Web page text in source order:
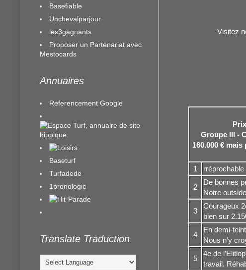
Visitez
Groupe III -
160.000 €
1
2
De bonnes
Notre
3
Courageux
bien sur
4
En demi-
Nous n’y
5
4e de
travail.
Basefiable
Unchevalparjour
les3gagnants
Proposer un Partenariat avec
Mestocards
Annuaires
Referencement Google
Baseturf
Turfadede
1pronologic
Translate Traduction